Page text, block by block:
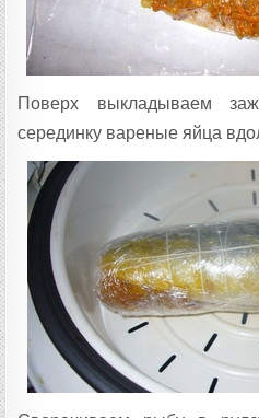
Поверх выкладываем
серединку вареные яйца